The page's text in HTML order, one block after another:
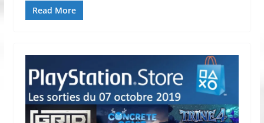
Read More